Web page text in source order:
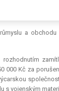
čj. 7 A 104/
a
000 Kč za
s vojenským